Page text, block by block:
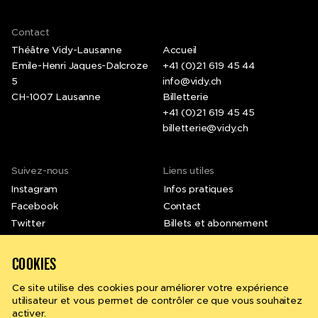
Rechercher
Contact
Théâtre Vidy-Lausanne
Emile-Henri Jaques-Dalcroze
5
CH-1007 Lausanne
Accueil
+41 (0)21 619 45 44
info@vidy.ch
Billetterie
+41 (0)21 619 45 45
billetterie@vidy.ch
Liens utiles
Infos pratiques
Contact
Billets et abonnement
Suivez-nous
Instagram
Facebook
Twitter
Vimeo
COOKIES
Ce site utilise des cookies pour améliorer votre expérience
utilisateur et vous permet de contrôler ce que vous souhaitez
activer.